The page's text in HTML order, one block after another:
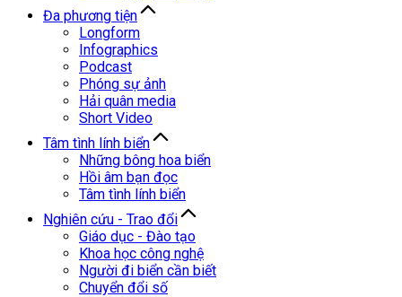
Đa phương tiện
Longform
Infographics
Podcast
Phóng sự ảnh
Hải quân media
Short Video
Tâm tình lính biển
Những bông hoa biển
Hồi âm bạn đọc
Tâm tình lính biển
Nghiên cứu - Trao đổi
Giáo dục - Đào tạo
Khoa học công nghệ
Người đi biển cần biết
Chuyển đổi số